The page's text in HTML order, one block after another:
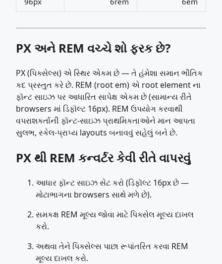
PX અને REM વચ્ચે શો ફરક છે?
PX (પિક્સેલ્સ) એ સ્થિર એકમ છે — તે હંમેશા સમાન ભૌતિક
કદ પ્રસ્તુત કરે છે. REM (root em) એ root element ના
ફૉન્ટ સાઇઝ પર આધારિત સાપેક્ષ એકમ છે (સામાન્ય રીતે
browsers માં ડિફૉલ્ટ 16px). REM ઉપયોગ કરવાથી
વપરાશકર્તાની ફૉન્ટ-સાઇઝ પ્રાથમિકતાઓને માન આપતા
સુલભ, સ્કેલ-પ્રાપ્ય layouts બનાવવું સહેલું બને છે.
PX થી REM કન્વર્ટર કેવી રીતે વાપરવું
આધાર ફૉન્ટ સાઇઝ સેટ કરો (ડિફૉલ્ટ 16px છે —
મોટાભાગના browsers સાથે મળે છે).
સમકક્ષ REM મૂલ્ય જોવા માટે પિક્સેલ મૂલ્ય દાખલ
કરો.
અથવા તેને પિક્સેલ્સ પાછા રૂપાંતરિત કરવા REM
મૂલ્ય દાખલ કરો.